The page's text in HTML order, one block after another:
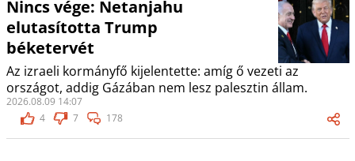
Nincs vége: Netanjahu
elutasította Trump
béketervét
Az izraeli kormányfő kijelentette: amíg ő vezeti az
országot, addig Gázában nem lesz palesztin állam.
2026.08.09 14:07
4
7 178